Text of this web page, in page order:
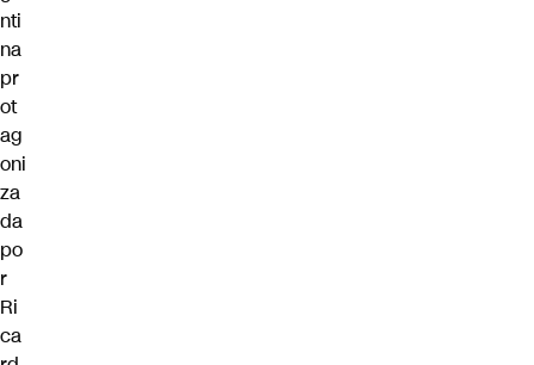
nti
na
pr
ot
ag
oni
za
da
po
r
Ri
ca